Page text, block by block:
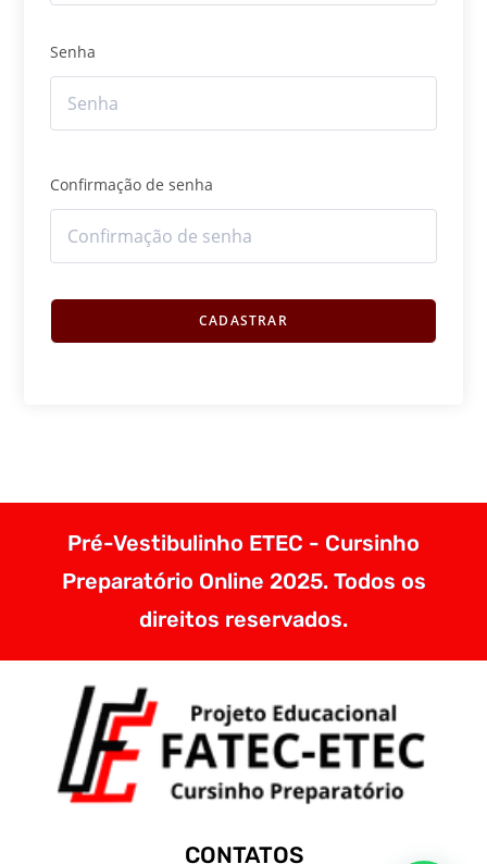
Senha
Confirmação de senha
CADASTRAR
Pré-Vestibulinho ETEC - Cursinho
Preparatório Online 2025. Todos os
direitos reservados.
CONTATOS